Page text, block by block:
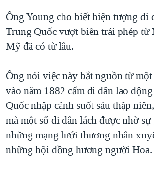
Ông Young cho biết hiện tượng di
Trung Quốc vượt biên trái phép từ
Mỹ đã có từ lâu.
Ông nói việc này bắt nguồn từ
vào năm 1882 cấm di dân lao
Quốc nhập cảnh suốt sáu thập
mà một số di dân lách được nhờ
những mạng lưới thương nhân
những hội đồng hương người Hoa.